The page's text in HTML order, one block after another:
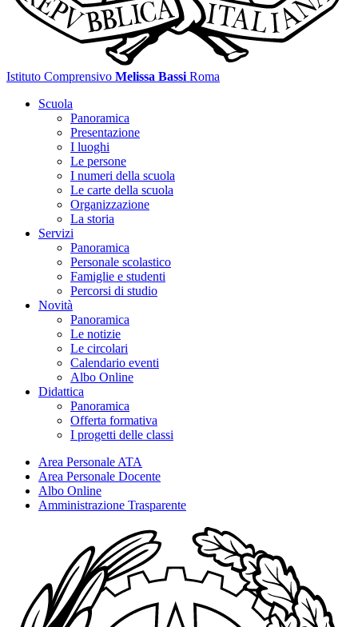
Istituto Comprensivo Melissa Bassi Roma
Scuola
Panoramica
Presentazione
I luoghi
Le persone
I numeri della scuola
Le carte della scuola
Organizzazione
La storia
Servizi
Panoramica
Personale scolastico
Famiglie e studenti
Percorsi di studio
Novità
Panoramica
Le notizie
Le circolari
Calendario eventi
Albo Online
Didattica
Panoramica
Offerta formativa
I progetti delle classi
Area Personale ATA
Area Personale Docente
Albo Online
Amministrazione Trasparente